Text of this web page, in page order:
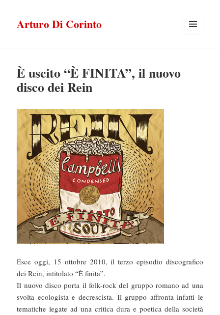
Arturo Di Corinto
È uscito “È FINITA”, il nuovo
disco dei Rein
Esce oggi, 15 ottobre 2010, il terzo episodio discografico
dei Rein, intitolato “È finita”.
Il nuovo disco porta il folk-rock del gruppo romano ad una
svolta ecologista e decrescista. Il gruppo affronta infatti le
tematiche legate ad una critica dura e poetica della società